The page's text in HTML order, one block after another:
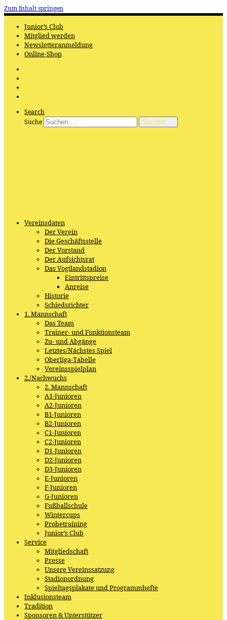
Zum Inhalt springen
Junior’s Club
Mitglied werden
Newsletteranmeldung
Online-Shop
Search
Suche
Suchen …
Vereinsdaten
Der Verein
Die Geschäftsstelle
Der Vorstand
Der Aufsichtsrat
Das Vogtlandstadion
Eintrittspreise
Anreise
Historie
Schiedsrichter
1. Mannschaft
Das Team
Trainer- und Funktionsteam
Zu- und Abgänge
Letztes/Nächstes Spiel
Oberliga-Tabelle
Vereinsspielplan
2./Nachwuchs
2. Mannschaft
A1-Junioren
A2-Junioren
B1-Junioren
B2-Junioren
C1-Junioren
C2-Junioren
D1-Junioren
D2-Junioren
D3-Junioren
E-Junioren
F-Junioren
G-Junioren
Fußballschule
Wintercups
Probetraining
Junior’s Club
Service
Mitgliedschaft
Presse
Unsere Vereinssatzung
Stadionordnung
Spieltagsplakate und Programmhefte
Inklusionsteam
Tradition
Sponsoren & Unterstützer